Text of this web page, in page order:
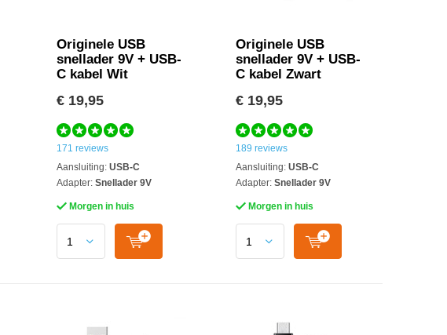
Originele USB
snellader 9V + USB-
C kabel Wit
€ 19,95
171 reviews
Aansluiting:USB-C
Adapter:Snellader 9V
Morgen in huis
Originele USB
snellader 9V + USB-
C kabel Zwart
€ 19,95
189 reviews
Aansluiting:USB-C
Adapter:Snellader 9V
Morgen in huis